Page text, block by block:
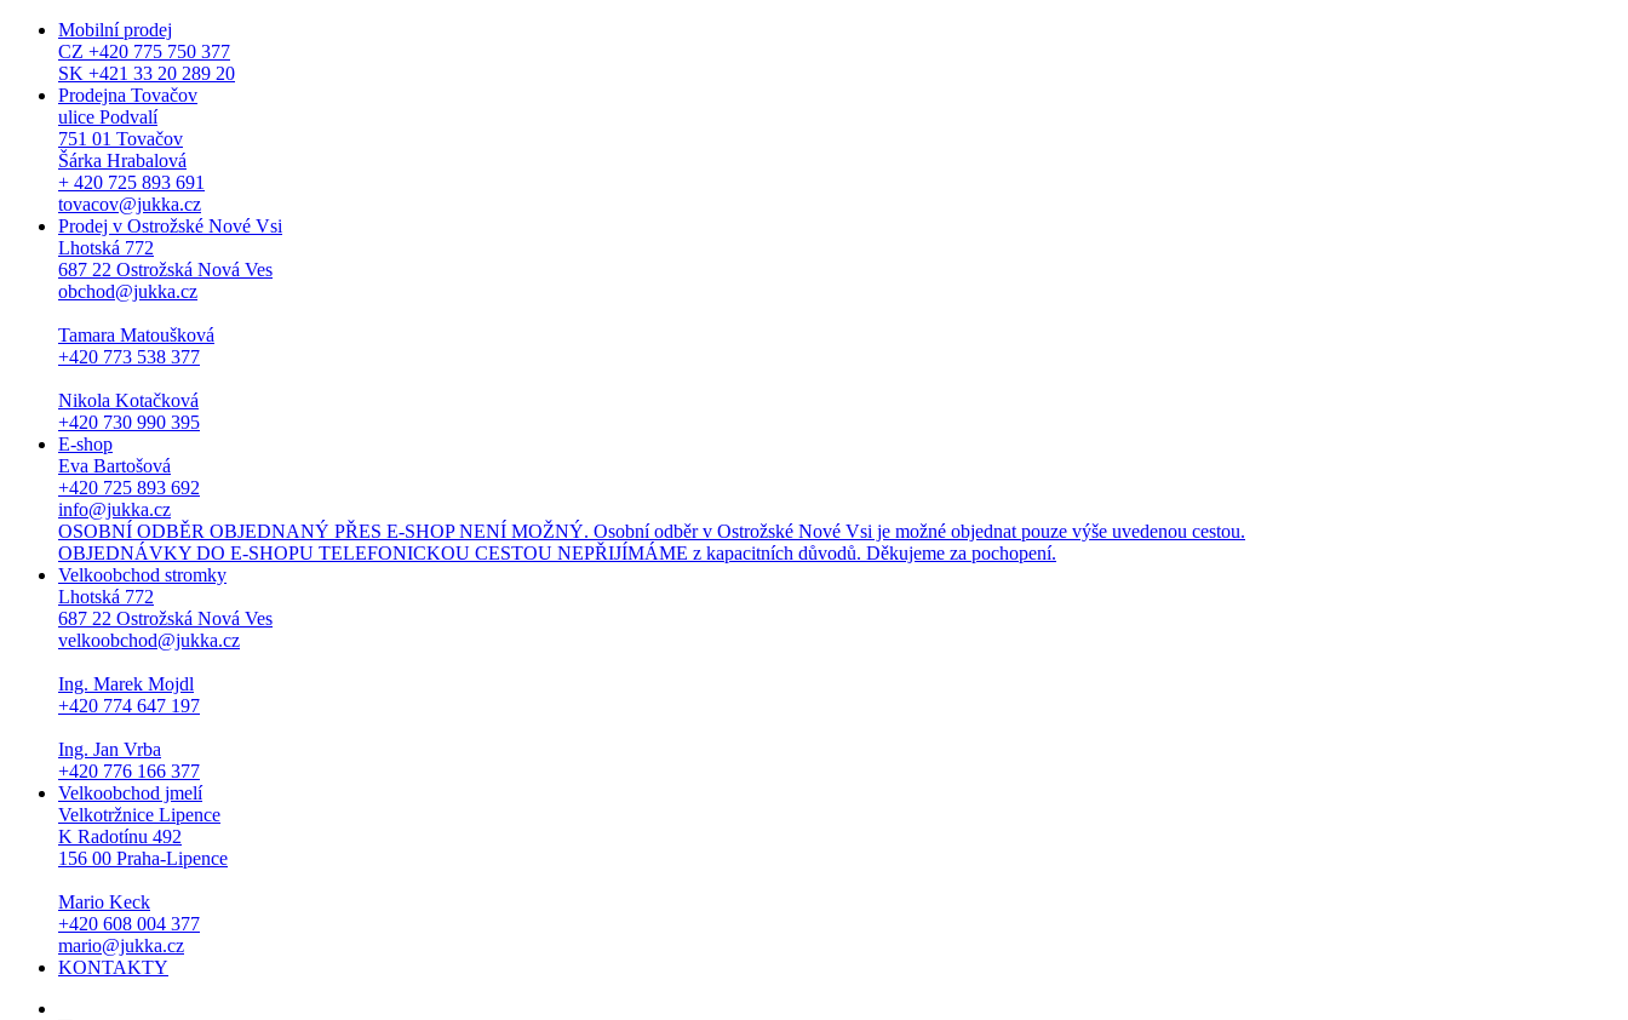
Mobilní prodej
CZ +420 775 750 377
SK +421 33 20 289 20
Prodejna Tovačov
ulice Podvalí
751 01 Tovačov
Šárka Hrabalová
+ 420 725 893 691
tovacov@jukka.cz
Prodej v Ostrožské Nové Vsi
Lhotská 772
687 22 Ostrožská Nová Ves
obchod@jukka.cz
Tamara Matoušková
+420 773 538 377
Nikola Kotačková
+420 730 990 395
E-shop
Eva Bartošová
+420 725 893 692
info@jukka.cz
OSOBNÍ ODBĚR OBJEDNANÝ PŘES E-SHOP NENÍ MOŽNÝ. Osobní odběr v Ostrožské Nové Vsi je možné objednat pouze výše uvedenou cestou.
OBJEDNÁVKY DO E-SHOPU TELEFONICKOU CESTOU NEPŘIJÍMÁME z kapacitních důvodů. Děkujeme za pochopení.
Velkoobchod stromky
Lhotská 772
687 22 Ostrožská Nová Ves
velkoobchod@jukka.cz
Ing. Marek Mojdl
+420 774 647 197
Ing. Jan Vrba
+420 776 166 377
Velkoobchod jmelí
Velkotržnice Lipence
K Radotínu 492
156 00 Praha-Lipence
Mario Keck
+420 608 004 377
mario@jukka.cz
KONTAKTY